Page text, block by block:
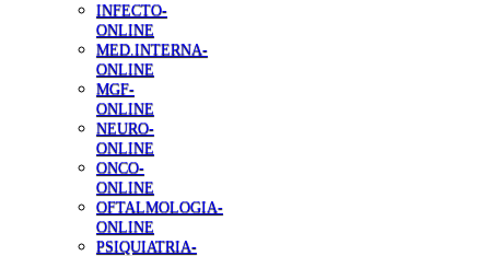
INFECTO-
ONLINE
MED.INTERNA-
ONLINE
MGF-
ONLINE
NEURO-
ONLINE
ONCO-
ONLINE
OFTALMOLOGIA-
ONLINE
PSIQUIATRIA-